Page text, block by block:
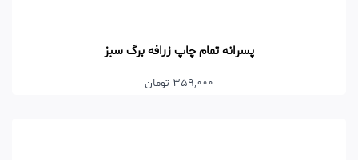
پسرانه تمام چاپ زرافه برگ سبز
359,000 تومان